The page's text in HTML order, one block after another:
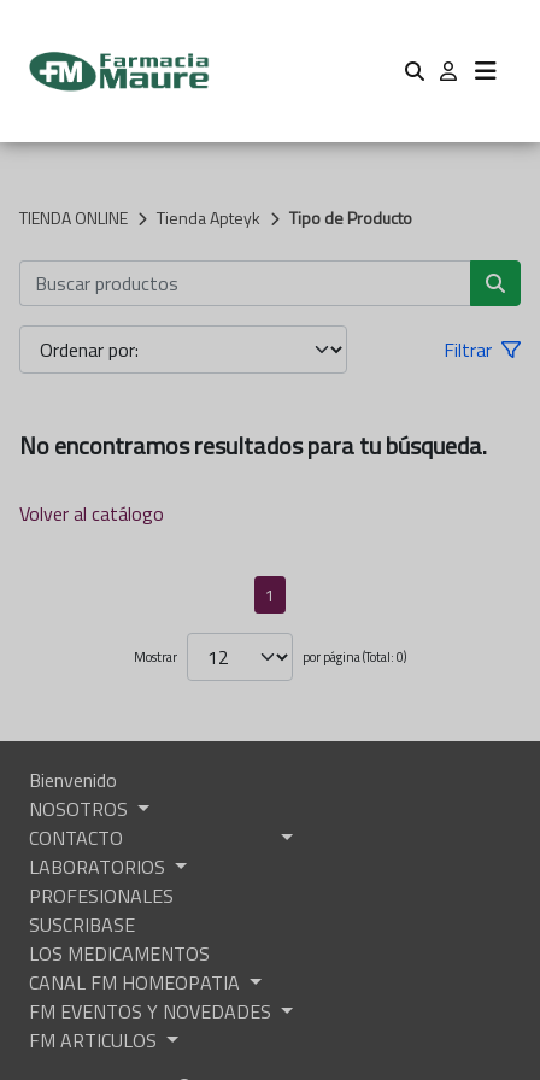
TIENDA ONLINE Tienda Apteyk Tipo de Producto
Filtrar
No encontramos resultados para tu búsqueda.
Volver al catálogo
1
Mostrar por página (Total: 0)
Bienvenido
NOSOTROS
CONTACTO
LABORATORIOS
PROFESIONALES
SUSCRIBASE
LOS MEDICAMENTOS
CANAL FM HOMEOPATIA
FM EVENTOS Y NOVEDADES
FM ARTICULOS